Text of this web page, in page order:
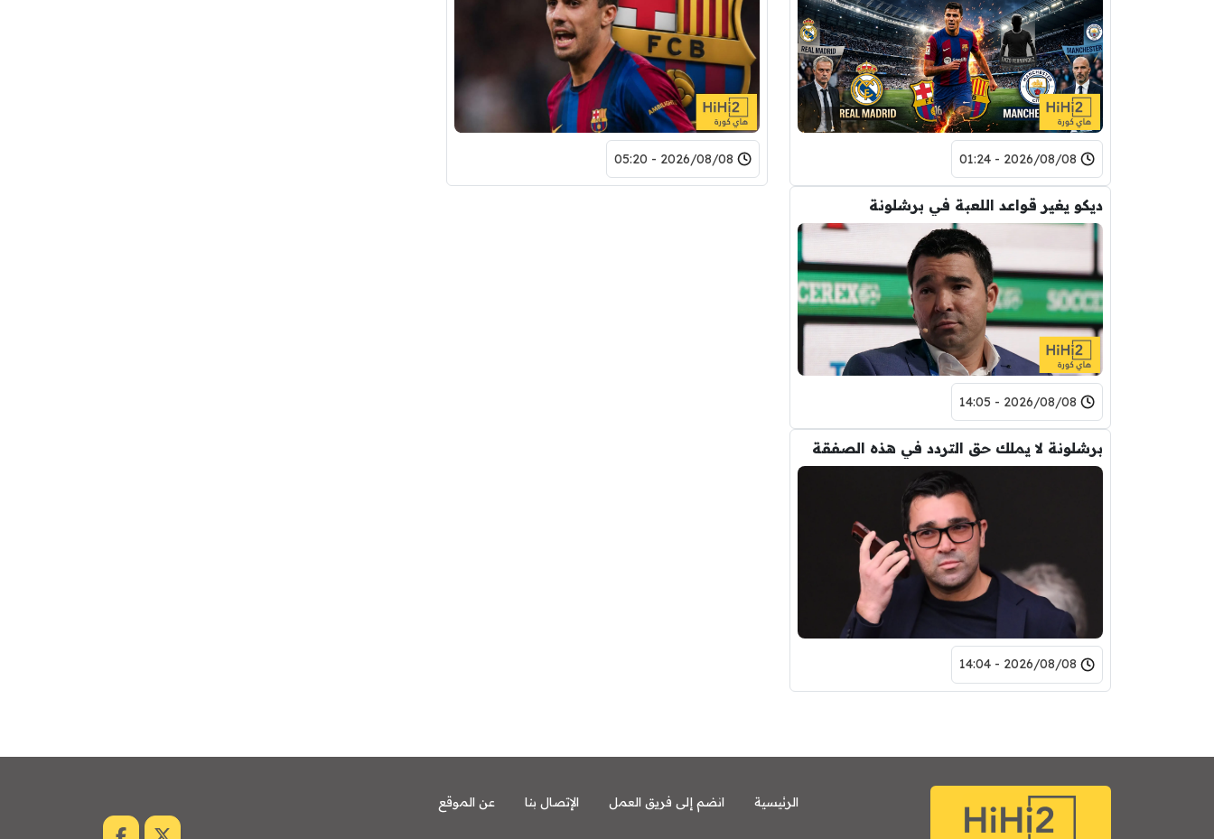
2026/08/08 - 01:24
2026/08/08 - 05:20
ديكو يغير قواعد اللعبة في برشلونة
2026/08/08 - 14:05
برشلونة لا يملك حق التردد في هذه الصفقة
2026/08/08 - 14:04
الرئيسية انضم إلى فريق العمل الإتصال بنا عن الموقع